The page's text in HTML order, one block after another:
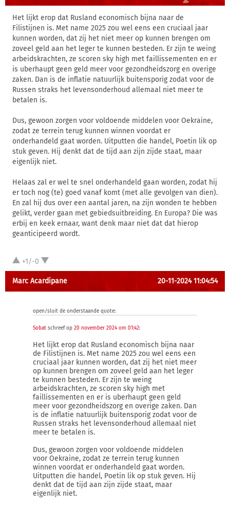
Het lijkt erop dat Rusland economisch bijna naar de
Filistijnen is. Met name 2025 zou wel eens een cruciaal jaar
kunnen worden, dat zij het niet meer op kunnen brengen om
zoveel geld aan het leger te kunnen besteden. Er zijn te weing
arbeidskrachten, ze scoren sky high met faillissementen en er
is uberhaupt geen geld meer voor gezondheidszorg en overige
zaken. Dan is de inflatie natuurlijk buitensporig zodat voor de
Russen straks het levensonderhoud allemaal niet meer te
betalen is.
Dus, gewoon zorgen voor voldoende middelen voor Oekraine,
zodat ze terrein terug kunnen winnen voordat er
onderhandeld gaat worden. Uitputten die handel, Poetin lik op
stuk geven. Hij denkt dat de tijd aan zijn zijde staat, maar
eigenlijk niet.
Helaas zal er wel te snel onderhandeld gaan worden, zodat hij
er toch nog (te) goed vanaf komt (met alle gevolgen van dien).
En zal hij dus over een aantal jaren, na zijn wonden te hebben
gelikt, verder gaan met gebiedsuitbreiding. En Europa? Die was
erbij en keek ernaar, want denk maar niet dat dat hierop
geanticipeerd wordt.
+1/-0
Marc Acardipane 20-11-2024 11:04:54
open/sluit de onderstaande quote:
Sobat schreef op 20 november 2024 om 01:42:
Het lijkt erop dat Rusland economisch bijna naar
de Filistijnen is. Met name 2025 zou wel eens een
cruciaal jaar kunnen worden, dat zij het niet meer
op kunnen brengen om zoveel geld aan het leger
te kunnen besteden. Er zijn te weing
arbeidskrachten, ze scoren sky high met
faillissementen en er is uberhaupt geen geld
meer voor gezondheidszorg en overige zaken. Dan
is de inflatie natuurlijk buitensporig zodat voor de
Russen straks het levensonderhoud allemaal niet
meer te betalen is.
Dus, gewoon zorgen voor voldoende middelen
voor Oekraine, zodat ze terrein terug kunnen
winnen voordat er onderhandeld gaat worden.
Uitputten die handel, Poetin lik op stuk geven. Hij
denkt dat de tijd aan zijn zijde staat, maar
eigenlijk niet.